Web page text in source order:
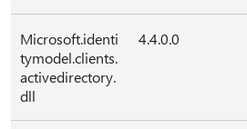
Microsoft.identi
tymodel.clients.
activedirectory.
dll
4.4.0.0